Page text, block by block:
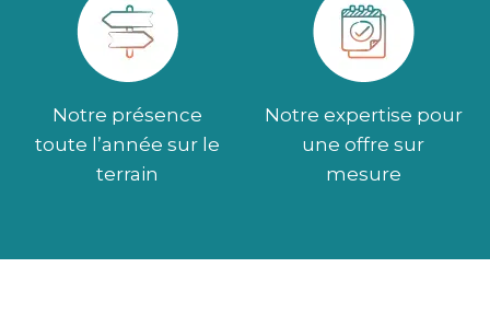
Notre présence
toute l’année sur le
terrain
Notre expertise pour
une offre sur
mesure